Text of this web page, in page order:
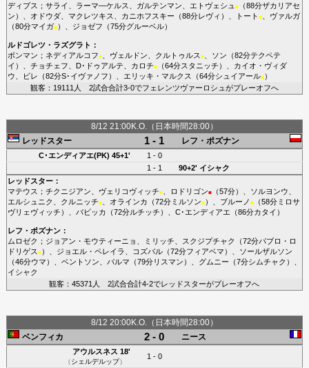
ディブス ； サライ ラーマ―ケルス ガルテンマン エトヴェシュ ■（88分ザカリアセ
ン ）、 オドウダ、 マクレツキス カニホフスキー （88分レヴィ ）、 トート ■、 ヴァルガ
（80分マイガ■）、 ジョゼフ （75分グルーベル）
ルドゴレツ・ラズグラト ：
ボンマン ； ネディアルコフ■、 ヴェルドン クルトゥルス ■、 ソン （82分テクペテ
イ ）、 チョチェフ D･ドゥアルテ カロチ■（64分スタニッチ ）、 カイオ・ヴィダ
ウ
ビレ （82分S･イヴァノフ ）、 エリッキ・マルクス （64分シュイアール■）
観客：19111人 2試合合計3-0でフェレンツヴァーロシュがプレーオフへ
8/12 21:00K.O.（日本時間28:00）
レッドスター
1 - 1 レフ・ポズナン
C･エンディアエ(PK) 45+1'
1 - 0
1 - 1
90+2' イシャク
レッドスター：
マテウス ； チクニジアン ヴェリコヴィッチ■、 ロドリゴン■（57分）、 ソルヨンウ
エルシュニク
クルニッチ■、 オラインカ （72分ミルソン■）、 ブルーノ ■（58分ミロサ
ヴリェヴィッチ ）、 バビッカ （72分ルチッチ ）、 C･エンディアエ （86分カタイ ）
レフ・ポズナン：
ムロゼク ； ジョアン・モウティーニョ ミリッチ スクジプチャク （72分パブロ・ロ
ドリゲス ■）、 ジョエル・ペレイラ コズバル（72分フィアベマ ）、 ソールザルソン
（46分ウマ ）、 ベントソン パルマ （79分リスマン ）、 グムニー （7分シムチャク ）、
イシャク
観客：45371人 2試合合計4-2でレッドスターがプレーオフへ
8/12 20:00K.O.（日本時間28:00）
ベンフィカ
2 - 0 ニース
アウルスネス 18'
（シェルデルップ）
1 - 0